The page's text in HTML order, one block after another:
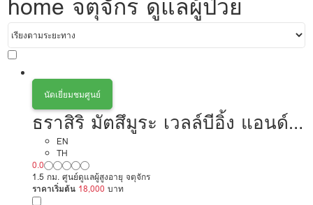
นัดเยี่ยมชมศูนย์
ธราสิริ มัตสึมูระ เวลล์บีอิ้ง แอนด์
โฮมเซอรี่ แคร์ การดูแลผู้สูงอายุ
หรือผู้มีภาวะพึ่งพิง
EN
TH
0.0
1.5 กม. ศูนย์ดูแลผู้สูงอายุ จตุจักร
ราคาเริ่มต้น 18,000 บาท